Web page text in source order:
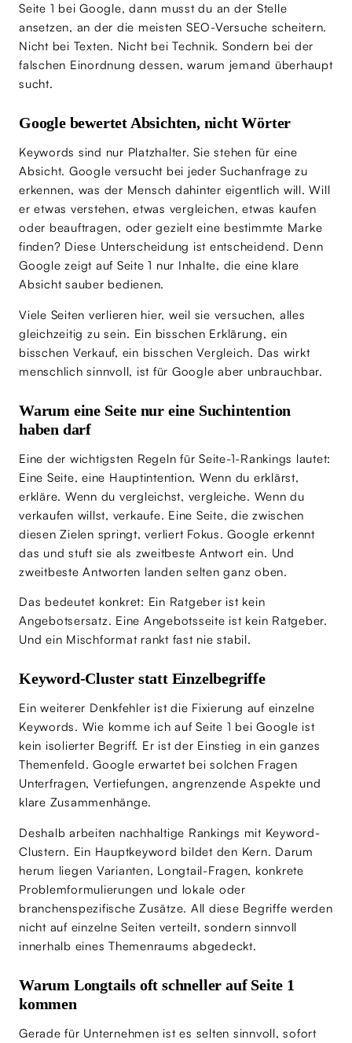
Seite 1 bei Google, dann musst du an der Stelle
ansetzen, an der die meisten SEO-Versuche scheitern.
Nicht bei Texten. Nicht bei Technik. Sondern bei der
falschen Einordnung dessen, warum jemand überhaupt
sucht.
Google bewertet Absichten, nicht Wörter
Keywords sind nur Platzhalter. Sie stehen für eine
Absicht. Google versucht bei jeder Suchanfrage zu
erkennen, was der Mensch dahinter eigentlich will. Will
er etwas verstehen, etwas vergleichen, etwas kaufen
oder beauftragen, oder gezielt eine bestimmte Marke
finden? Diese Unterscheidung ist entscheidend. Denn
Google zeigt auf Seite 1 nur Inhalte, die eine klare
Absicht sauber bedienen.
Viele Seiten verlieren hier, weil sie versuchen, alles
gleichzeitig zu sein. Ein bisschen Erklärung, ein
bisschen Verkauf, ein bisschen Vergleich. Das wirkt
menschlich sinnvoll, ist für Google aber unbrauchbar.
Warum eine Seite nur eine Suchintention
haben darf
Eine der wichtigsten Regeln für Seite-1-Rankings lautet:
Eine Seite, eine Hauptintention. Wenn du erklärst,
erkläre. Wenn du vergleichst, vergleiche. Wenn du
verkaufen willst, verkaufe. Eine Seite, die zwischen
diesen Zielen springt, verliert Fokus. Google erkennt
das und stuft sie als zweitbeste Antwort ein. Und
zweitbeste Antworten landen selten ganz oben.
Das bedeutet konkret: Ein Ratgeber ist kein
Angebotsersatz. Eine Angebotsseite ist kein Ratgeber.
Und ein Mischformat rankt fast nie stabil.
Keyword-Cluster statt Einzelbegriffe
Ein weiterer Denkfehler ist die Fixierung auf einzelne
Keywords. Wie komme ich auf Seite 1 bei Google ist
kein isolierter Begriff. Er ist der Einstieg in ein ganzes
Themenfeld. Google erwartet bei solchen Fragen
Unterfragen, Vertiefungen, angrenzende Aspekte und
klare Zusammenhänge.
Deshalb arbeiten nachhaltige Rankings mit Keyword-
Clustern. Ein Hauptkeyword bildet den Kern. Darum
herum liegen Varianten, Longtail-Fragen, konkrete
Problemformulierungen und lokale oder
branchenspezifische Zusätze. All diese Begriffe werden
nicht auf einzelne Seiten verteilt, sondern sinnvoll
innerhalb eines Themenraums abgedeckt.
Warum Longtails oft schneller auf Seite 1
kommen
Gerade für Unternehmen ist es selten sinnvoll, sofort